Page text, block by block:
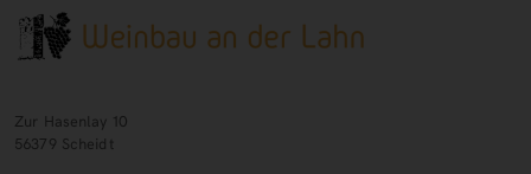
Zur Hasenlay 10
56379 Scheidt